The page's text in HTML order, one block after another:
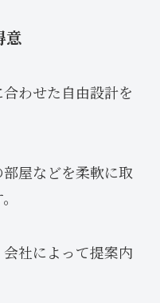
意
わせた自由設計を
屋などを柔軟に取
社によって提案内